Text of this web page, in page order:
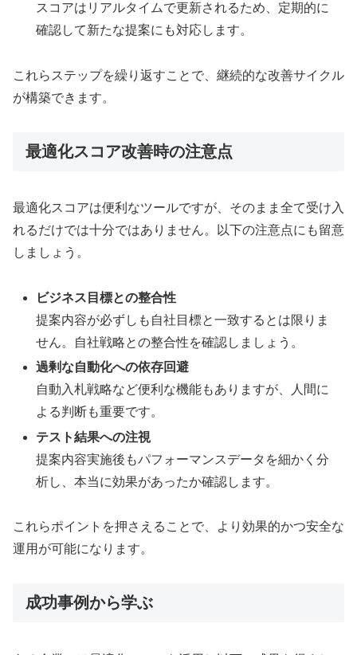
スコアはリアルタイムで更新されるため、定期的に
確認して新たな提案にも対応します。
これらステップを繰り返すことで、継続的な改善サイクル
が構築できます。
最適化スコア改善時の注意点
最適化スコアは便利なツールですが、そのまま全て受け入
れるだけでは十分ではありません。以下の注意点にも留意
しましょう。
ビジネス目標との整合性
提案内容が必ずしも自社目標と一致するとは限りま
せん。自社戦略との整合性を確認しましょう。
過剰な自動化への依存回避
自動入札戦略など便利な機能もありますが、人間に
よる判断も重要です。
テスト結果への注視
提案内容実施後もパフォーマンスデータを細かく分
析し、本当に効果があったか確認します。
これらポイントを押さえることで、より効果的かつ安全な
運用が可能になります。
成功事例から学ぶ